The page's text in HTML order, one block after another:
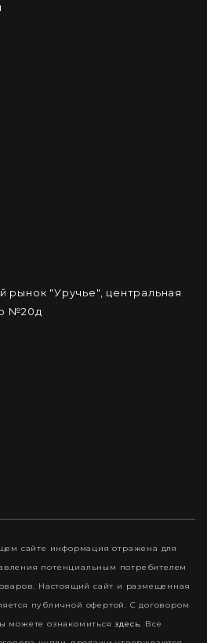
рынок "Уручье", центральная
№20д
сайте информация отражена для
потенциальным потребителем
Настоящий сайт и размещенная
публичной офертой. С договором
можете ознакомитьсяздесь. Все